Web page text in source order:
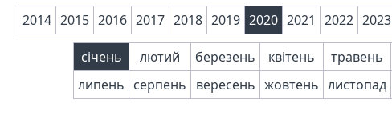
2014 2015 2016 2017 2018 2019 2020 2021 2022 2023
січень лютий березень квітень травень
липень серпень вересень жовтень листопад